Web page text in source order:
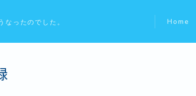
なったのでした。 Home